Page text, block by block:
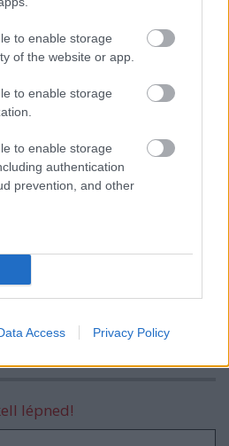
to enable storage
of the website or app.
to enable storage
to enable storage
authentication
prevention, and other
Access Privacy Policy
a legmagyarabb jármű a
szinkron - az
motorokról - II. rész
a legújabb magyar
lépned!